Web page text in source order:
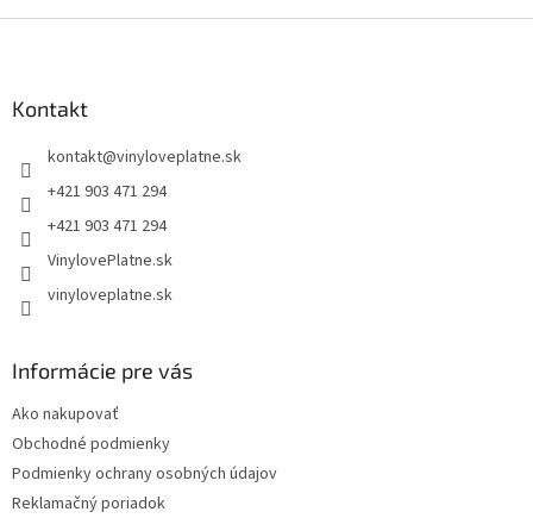
Kontakt
kontakt@vinyloveplatne.sk
+421 903 471 294
+421 903 471 294
VinylovePlatne.sk
vinyloveplatne.sk
Informácie pre vás
Ako nakupovať
Obchodné podmienky
Podmienky ochrany osobných údajov
Reklamačný poriadok